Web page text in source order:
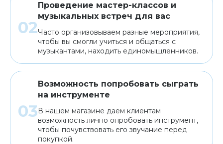
Проведение мастер-классов и
музыкальных встреч для вас
Часто организовываем разные мероприятия,
чтобы вы смогли учиться и общаться с
музыкантами, находить единомышленников.
Возможность попробовать сыграть
на инструменте
В нашем магазине даем клиентам
возможность лично опробовать инструмент,
чтобы почувствовать его звучание перед
покупкой.